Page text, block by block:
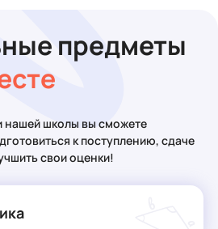
предметы
нашей школы вы сможете
к поступлению, сдаче
свои оценки!